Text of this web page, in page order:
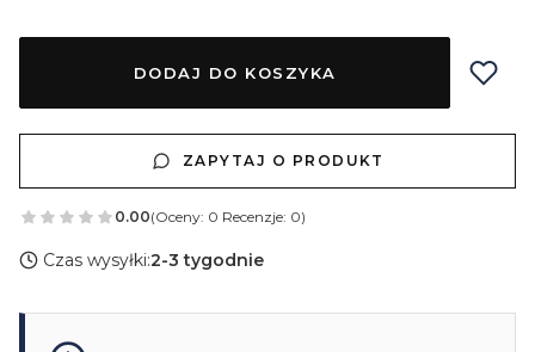
DODAJ DO KOSZYKA
ZAPYTAJ O PRODUKT
0.00(Oceny: 0 Recenzje: 0)
Czas wysyłki:2-3 tygodnie